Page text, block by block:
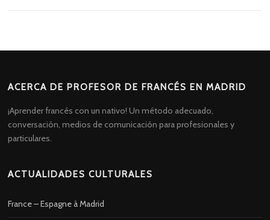
ACERCA DE PROFESOR DE FRANCÉS EN MADRID
¡Aprender francés con un nativo! Un método adecuado,
conversación, medios de comunicación para profesionales y
particulares.
ACTUALIDADES CULTURALES
France – Espagne à Madrid